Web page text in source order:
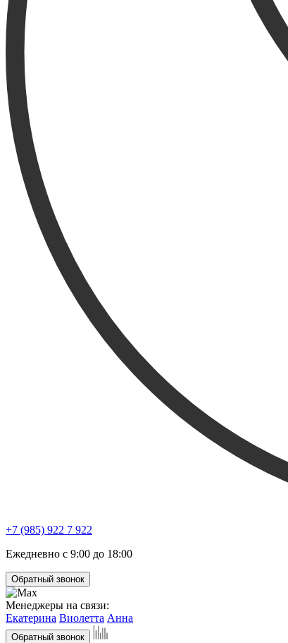
+7 (985) 922 7 922
Ежедневно с 9:00 до 18:00
Обратный звонок
Менеджеры на связи:
Екатерина Виолетта Анна
Обратный звонок